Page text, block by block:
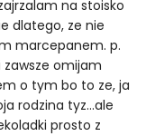
na stoisko
dlatego, ze nie
marcepanem. p.
zawsze omijam
o tym bo to ze, ja
rodzina tyz…ale
prosto z